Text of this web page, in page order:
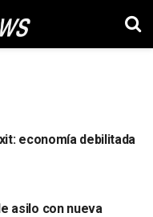
economía debilitada
asilo con nueva